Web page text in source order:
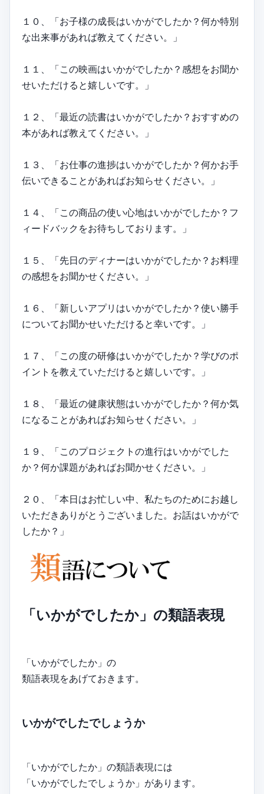
１０、「お子様の成長はいかがでしたか？何か特別
な出来事があれば教えてください。」
１１、「この映画はいかがでしたか？感想をお聞か
せいただけると嬉しいです。」
１２、「最近の読書はいかがでしたか？おすすめの
本があれば教えてください。」
１３、「お仕事の進捗はいかがでしたか？何かお手
伝いできることがあればお知らせください。」
１４、「この商品の使い心地はいかがでしたか？フ
ィードバックをお待ちしております。」
１５、「先日のディナーはいかがでしたか？お料理
の感想をお聞かせください。」
１６、「新しいアプリはいかがでしたか？使い勝手
についてお聞かせいただけると幸いです。」
１７、「この度の研修はいかがでしたか？学びのポ
イントを教えていただけると嬉しいです。」
１８、「最近の健康状態はいかがでしたか？何か気
になることがあればお知らせください。」
１９、「このプロジェクトの進行はいかがでした
か？何か課題があればお聞かせください。」
２０、「本日はお忙しい中、私たちのためにお越し
いただきありがとうございました。お話はいかがで
したか？」
「いかがでしたか」の類語表現
「いかがでしたか」の
類語表現をあげておきます。
いかがでしたでしょうか
「いかがでしたか」の類語表現には
「いかがでしたでしょうか」があります。